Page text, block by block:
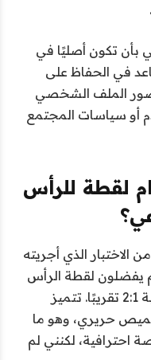
تكون أصليًا في
في الحفاظ على
صور الملف الشخصي
أو سياسات المجتمع
لقطة للرأس
الاختبار الذي أجريته
يفضلون لقطة الرأس
الناتجة عن الذكاء الاصطناعي، بنسبة 2:1 تقريبًا. تتميز
حريري، وهو ما
احترافية، لكنني لم